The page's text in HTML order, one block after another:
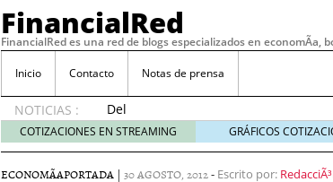
FinancialRed
FinancialRed es una red de blogs especializados en economÃ­a,
Inicio Contacto Notas de prensa
NOTICIAS :
Del
depósito
a la
COTIZACIONES EN STREAMING GRÁFICOS
ECONOMÃ­APORTADA | 30 AGOSTO, 2012- Escrito por: